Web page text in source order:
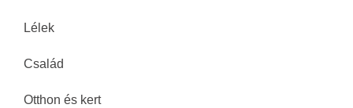
Lélek
Család
Otthon és kert